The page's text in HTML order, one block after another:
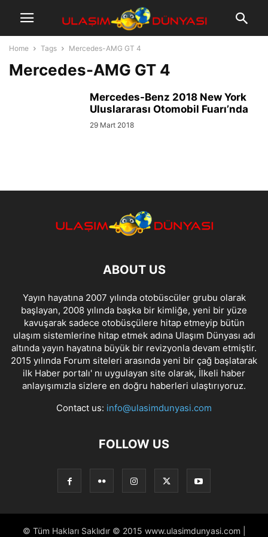
Home Tags Mercedes-AMG GT 4
Mercedes-AMG GT 4
Mercedes-Benz 2018 New York
Uluslararası Otomobil Fuarı’nda
29 Mart 2018
ABOUT US
Yayın hayatına 2007 yılında otobüscüler grubu olarak
başlayan, 2008 yılında başka bir kimliğe, yeni bir yüze
kavuşarak sadece otobüsçülere hitap etmeyip bütün
ulaşım sistemlerine hitap etmek adına Ulaşım Dünyası adı
altında yayın hayatına büyük bir revizyonla devam etmiştir.
2015 yılında Forum siteleri arasında yeni bir çağ başlatarak
ilk Haber portalı' nı uygulayan site olarak, İlkeli haber
anlayışımızla sizlere en doğru haberleri ulaştırıyoruz.
Contact us: info@ulasimdunyasi.com
FOLLOW US
© Tüm Hakları Saklıdır © 2015 www.ulasimdunyasi.com |